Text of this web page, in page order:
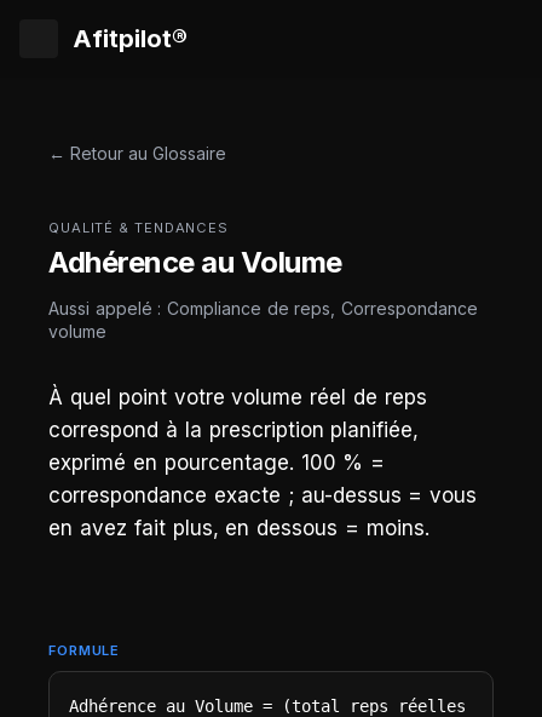
Afitpilot®
← Retour au Glossaire
QUALITÉ & TENDANCES
Adhérence au Volume
Aussi appelé : Compliance de reps, Correspondance
volume
À quel point votre volume réel de reps
correspond à la prescription planifiée,
exprimé en pourcentage. 100 % =
correspondance exacte ; au-dessus = vous
en avez fait plus, en dessous = moins.
FORMULE
Adhérence au Volume = (total reps réelles